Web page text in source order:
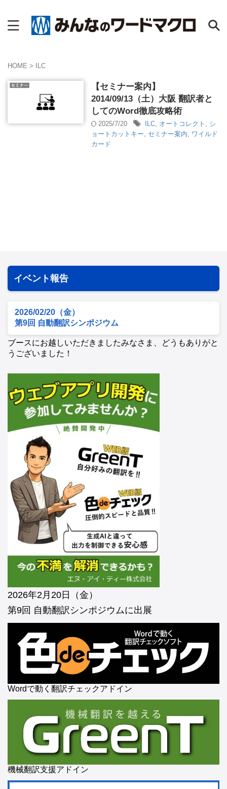
HOME > ILC
【セミナー案内】
2014/09/13（土）大阪 翻訳者と
してのWord徹底攻略術
2025/7/20 ILC, オートコレクト , シ
ョートカットキー, セミナー案内, ワイルド
カード
イベント報告
2026/02/20（金）
第9回 自動翻訳シンポジウム
ブースにお越しいただきましたみなさま、どうもありがと
うございました！
2026年2月20日（金）
第9回 自動翻訳シンポジウムに出展
Wordで動く翻訳チェックアドイン
機械翻訳支援アドイン